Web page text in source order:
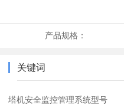
产品规格：
关键词
塔机安全监控管理系统型号